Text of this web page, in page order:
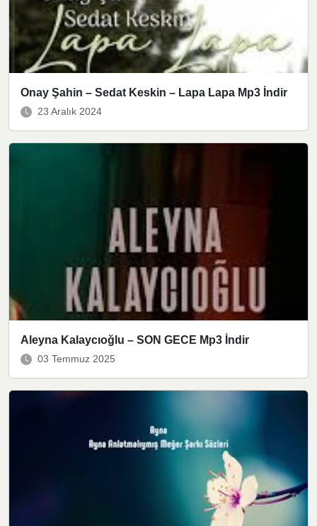
Onay Şahin – Sedat Keskin – Lapa Lapa Mp3 İndir
23 Aralık 2024
Aleyna Kalaycıoğlu – SON GECE Mp3 İndir
03 Temmuz 2025